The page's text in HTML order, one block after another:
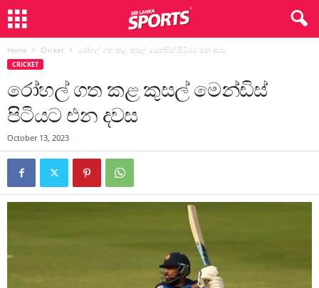
Home Cricket රෝහල් ගත කළ කුසල් මෙන්ඩිස් පිටියට එන දවස
CRICKET
රෝහල් ගත කළ කුසල් මෙන්ඩිස්
පිටියට එන දවස
October 13, 2023